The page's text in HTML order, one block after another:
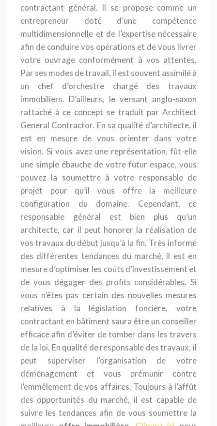
contractant général. Il se propose comme un
entrepreneur doté d’une compétence
multidimensionnelle et de l’expertise nécessaire
afin de conduire vos opérations et de vous livrer
votre ouvrage conformément à vos attentes.
Par ses modes de travail, il est souvent assimilé à
un chef d’orchestre chargé des travaux
immobiliers. D’ailleurs, le versant anglo-saxon
rattaché à ce concept se traduit par Architect
General Contractor. En sa qualité d’architecte, il
est en mesure de vous orienter dans votre
vision. Si vous avez une représentation, fût-elle
une simple ébauche de votre futur espace, vous
pouvez la soumettre à votre responsable de
projet pour qu’il vous offre la meilleure
configuration du domaine. Cependant, ce
responsable général est bien plus qu’un
architecte, car il peut honorer la réalisation de
vos travaux du début jusqu’à la fin. Très informé
des différentes tendances du marché, il est en
mesure d’optimiser les coûts d’investissement et
de vous dégager des profits considérables. Si
vous n’êtes pas certain des nouvelles mesures
relatives à la législation foncière, votre
contractant en bâtiment saura être un conseiller
efficace afin d’éviter de tomber dans les travers
de la loi. En qualité de responsable des travaux, il
peut superviser l’organisation de votre
déménagement et vous prémunir contre
l’emmêlement de vos affaires. Toujours à l’affût
des opportunités du marché, il est capable de
suivre les tendances afin de vous soumettre la